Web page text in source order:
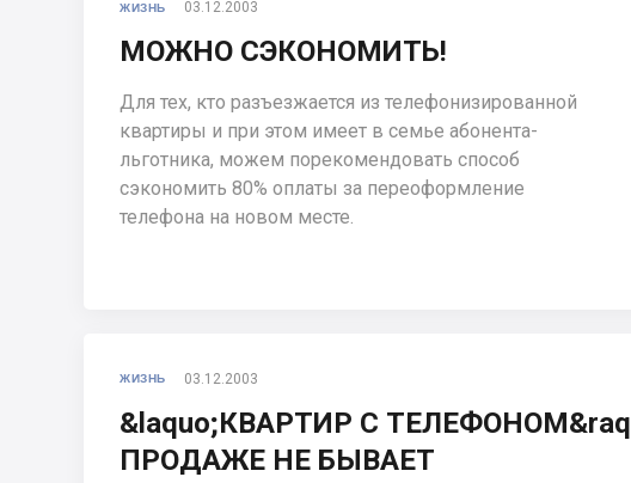
ЖИЗНЬ 03.12.2003
МОЖНО СЭКОНОМИТЬ!
Для тех, кто разъезжается из телефонизированной
квартиры и при этом имеет в семье абонента-
льготника, можем порекомендовать способ
сэкономить 80% оплаты за переоформление
телефона на новом месте.
ЖИЗНЬ 03.12.2003
&laquo;КВАРТИР С
ПРОДАЖЕ НЕ БЫВАЕТ